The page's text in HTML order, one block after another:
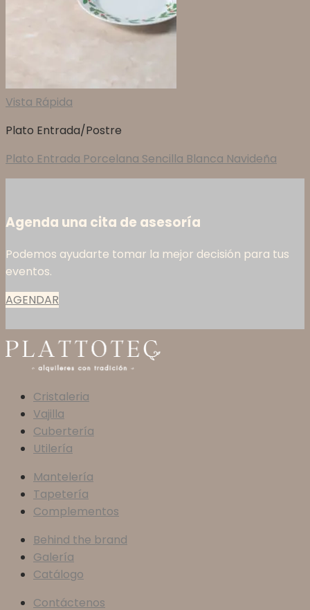
Vista Rápida
Plato Entrada/Postre
Plato Entrada Porcelana Sencilla Blanca Navideña
Agenda una cita de asesoría
Podemos ayudarte tomar la mejor decisión para tus
eventos.
AGENDAR
Cristaleria
Vajilla
Cubertería
Utilería
Mantelería
Tapetería
Complementos
Behind the brand
Galería
Catálogo
Contáctenos